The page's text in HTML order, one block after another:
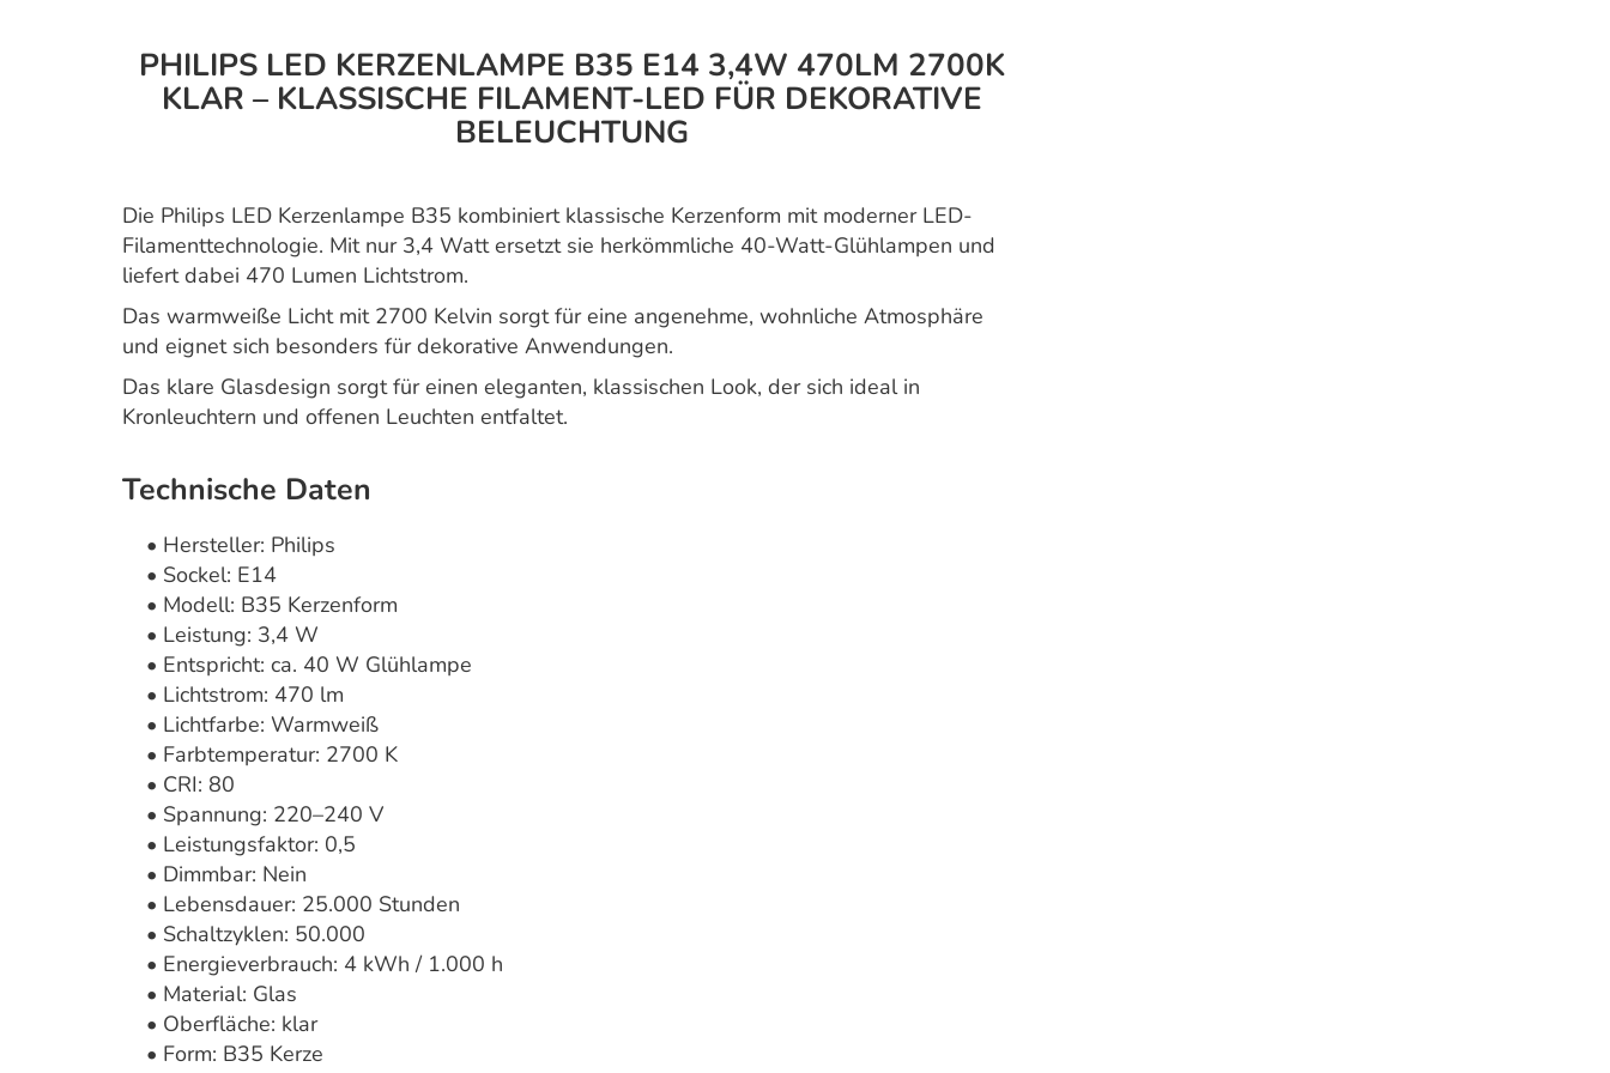
PHILIPS LED KERZENLAMPE B35 E14 3,4W 470LM 2700K
KLAR – KLASSISCHE FILAMENT-LED FÜR DEKORATIVE
BELEUCHTUNG
Die Philips LED Kerzenlampe B35 kombiniert klassische Kerzenform mit moderner LED-
Filamenttechnologie. Mit nur 3,4 Watt ersetzt sie herkömmliche 40-Watt-Glühlampen und
liefert dabei 470 Lumen Lichtstrom.
Das warmweiße Licht mit 2700 Kelvin sorgt für eine angenehme, wohnliche Atmosphäre
und eignet sich besonders für dekorative Anwendungen.
Das klare Glasdesign sorgt für einen eleganten, klassischen Look, der sich ideal in
Kronleuchtern und offenen Leuchten entfaltet.
Technische Daten
• Hersteller: Philips
• Sockel: E14
• Modell: B35 Kerzenform
• Leistung: 3,4 W
• Entspricht: ca. 40 W Glühlampe
• Lichtstrom: 470 lm
• Lichtfarbe: Warmweiß
• Farbtemperatur: 2700 K
• CRI: 80
• Spannung: 220–240 V
• Leistungsfaktor: 0,5
• Dimmbar: Nein
• Lebensdauer: 25.000 Stunden
• Schaltzyklen: 50.000
• Energieverbrauch: 4 kWh / 1.000 h
• Material: Glas
• Oberfläche: klar
• Form: B35 Kerze